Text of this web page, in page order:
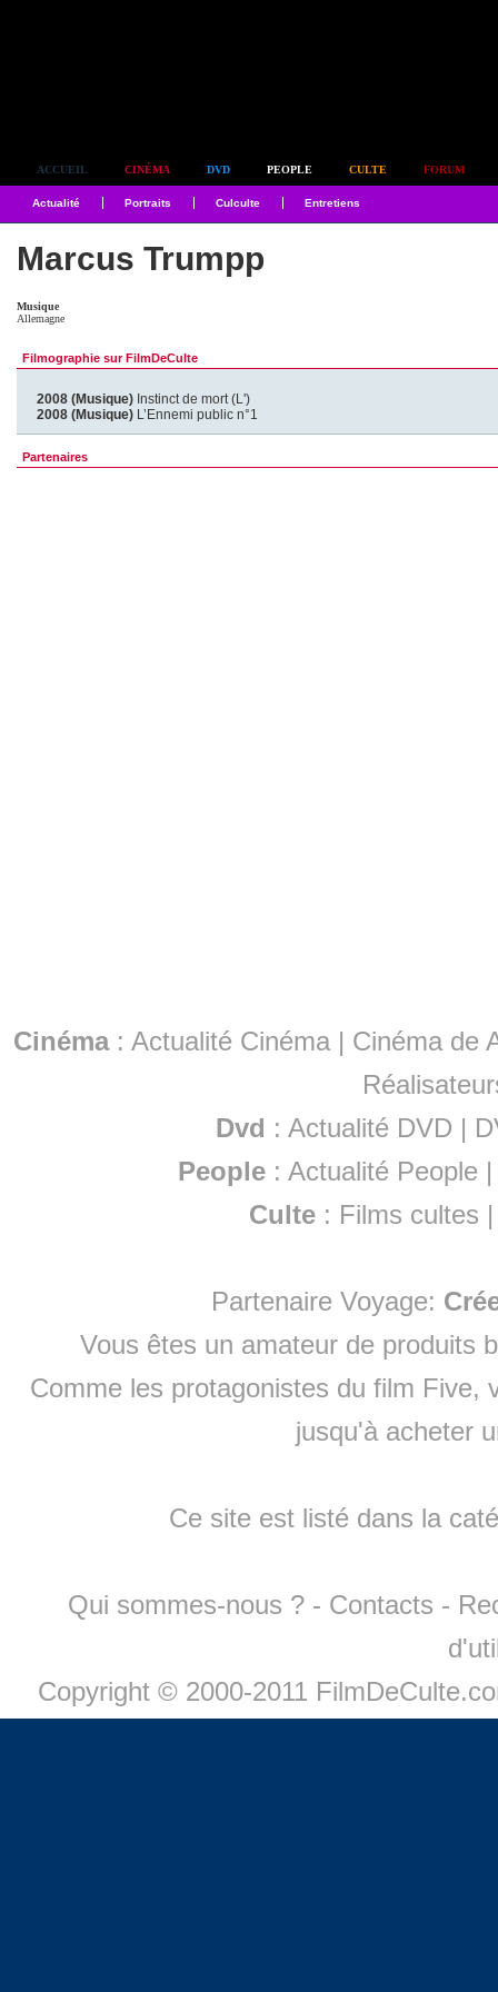
ACCUEIL CINÉMA DVD PEOPLE CULTE FORUM
Actualité Portraits Culculte Entretiens
Marcus Trumpp
Musique
Allemagne
Filmographie sur FilmDeCulte
2008 (Musique) Instinct de mort (L')
2008 (Musique) L’Ennemi public n°1
Partenaires
Cinéma: Actualité Cinéma | Cinéma de
Dvd : Actualité DVD |
People :Actualité People
Culte : Films cultes
Partenaire Voyage:
Vous êtes un amateur de produits
Comme les protagonistes du film Five,
jusqu'à acheter
Ce site est listé dans la
Qui sommes-nous ? - Contacts -
Copyright © 2000-2011